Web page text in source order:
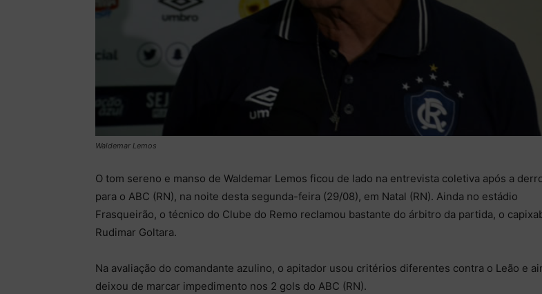
Waldemar Lemos
O tom sereno e manso de Waldemar Lemos ficou de lado na entrevista coletiva após a
para o ABC (RN), na noite desta segunda-feira (29/08), em Natal (RN). Ainda no estádio
Frasqueirão, o técnico do Clube do Remo reclamou bastante do árbitro da partida, o
Rudimar Goltara.
Na avaliação do comandante azulino, o apitador usou critérios diferentes contra o Leão e
deixou de marcar impedimento nos 2 gols do ABC (RN).